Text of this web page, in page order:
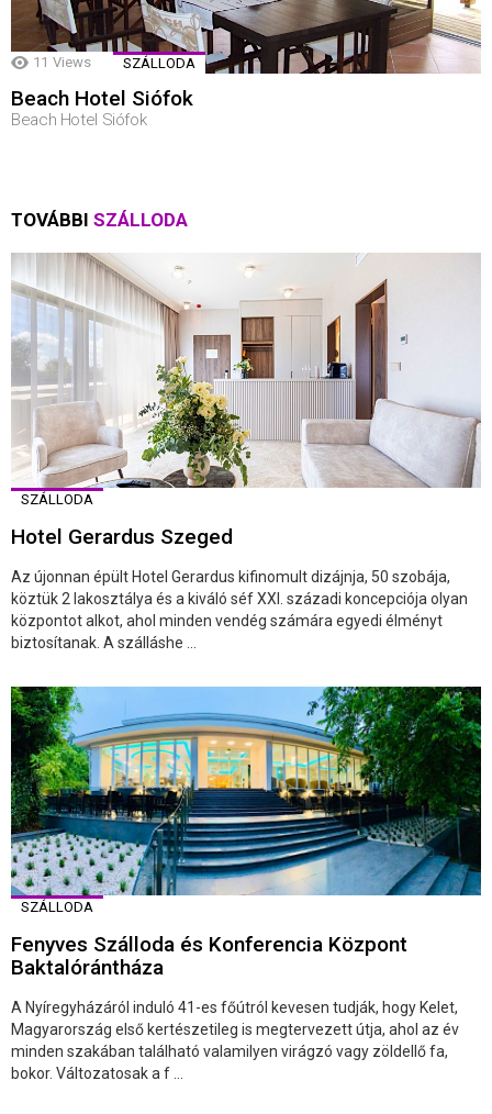
11 Views SZÁLLODA
Beach Hotel Siófok
Beach Hotel Siófok
TOVÁBBI SZÁLLODA
SZÁLLODA
Hotel Gerardus Szeged
Az újonnan épült Hotel Gerardus kifinomult dizájnja, 50 szobája,
köztük 2 lakosztálya és a kiváló séf XXI. századi koncepciója olyan
központot alkot, ahol minden vendég számára egyedi élményt
biztosítanak. A szálláshe ...
SZÁLLODA
Fenyves Szálloda és Konferencia Központ
Baktalórántháza
A Nyíregyházáról induló 41-es főútról kevesen tudják, hogy Kelet,
Magyarország első kertészetileg is megtervezett útja, ahol az év
minden szakában található valamilyen virágzó vagy zöldellő fa,
bokor. Változatosak a f ...